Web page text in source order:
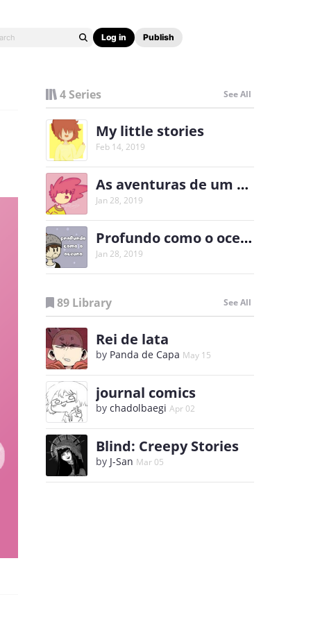
Log in Publish
4 Series See All
My little stories
Feb 14, 2019
As aventuras de um bipolar ( PT- BR )
Jan 28, 2019
Profundo como o oceano ( Pt-Br )
Jan 28, 2019
89 Library See All
Rei de lata
by Panda de Capa May 15
journal comics
by chadolbaegi Apr 02
Blind: Creepy Stories
by J-San Mar 05